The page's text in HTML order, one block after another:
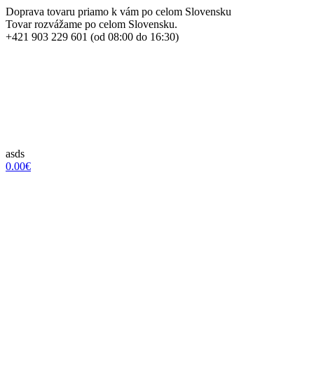
Doprava tovaru priamo k vám po celom Slovensku
Tovar rozvážame po celom Slovensku.
+421 903 229 601 (od 08:00 do 16:30)
asds
0.00€